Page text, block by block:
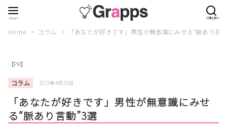
Home コラム 「あなたが好きです」男性が無意識にみせる“脈あり言
【PR】
コラム 2023年4月26日
「あなたが好きです」男性が無意識にみせ
る“脈あり言動”3選